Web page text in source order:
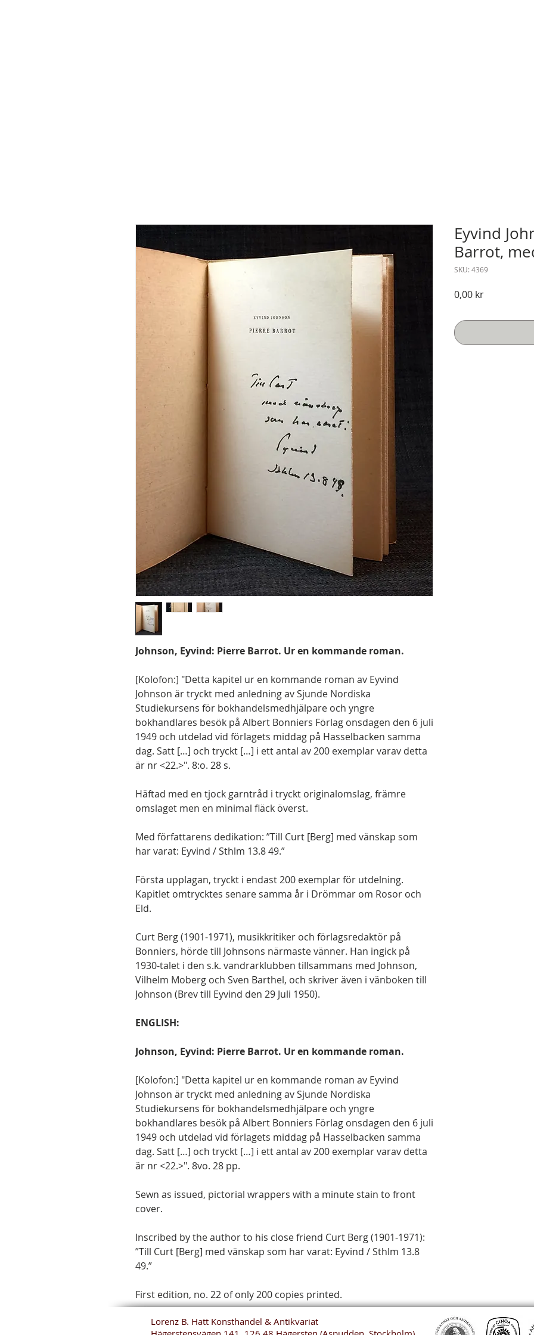
Johnson, Eyvind: Pierre Barrot. Ur en kommande roman.
[Kolofon:] "Detta kapitel ur en kommande roman av Eyvind
Johnson är tryckt med anledning av Sjunde Nordiska
Studiekursens för bokhandelsmedhjälpare och yngre
bokhandlares besök på Albert Bonniers Förlag onsdagen den 6 juli
1949 och utdelad vid förlagets middag på Hasselbacken samma
dag. Satt […] och tryckt […] i ett antal av 200 exemplar varav detta
är nr <22.>". 8:o. 28 s.
Häftad med en tjock garntråd i tryckt originalomslag, främre
omslaget men en minimal fläck överst.
Med författarens dedikation: ”Till Curt [Berg] med vänskap som
har varat: Eyvind / Sthlm 13.8 49.”
Första upplagan, tryckt i endast 200 exemplar för utdelning.
Kapitlet omtrycktes senare samma år i Drömmar om Rosor och
Eld.
Curt Berg (1901-1971), musikkritiker och förlagsredaktör på
Bonniers, hörde till Johnsons närmaste vänner. Han ingick på
1930-talet i den s.k. vandrarklubben tillsammans med Johnson,
Vilhelm Moberg och Sven Barthel, och skriver även i vänboken till
Johnson (Brev till Eyvind den 29 Juli 1950).
ENGLISH:
Johnson, Eyvind: Pierre Barrot. Ur en kommande roman.
[Kolofon:] "Detta kapitel ur en kommande roman av Eyvind
Johnson är tryckt med anledning av Sjunde Nordiska
Studiekursens för bokhandelsmedhjälpare och yngre
bokhandlares besök på Albert Bonniers Förlag onsdagen den 6 juli
1949 och utdelad vid förlagets middag på Hasselbacken samma
dag. Satt […] och tryckt […] i ett antal av 200 exemplar varav detta
är nr <22.>". 8vo. 28 pp.
Sewn as issued, pictorial wrappers with a minute stain to front
cover.
Inscribed by the author to his close friend Curt Berg (1901-1971):
”Till Curt [Berg] med vänskap som har varat: Eyvind / Sthlm 13.8
49.”
First edition, no. 22 of only 200 copies printed.
Eyvind
Barrot,
SKU: 4369
0,00 krPris
Lorenz B. Hatt Konsthandel & Antikvariat